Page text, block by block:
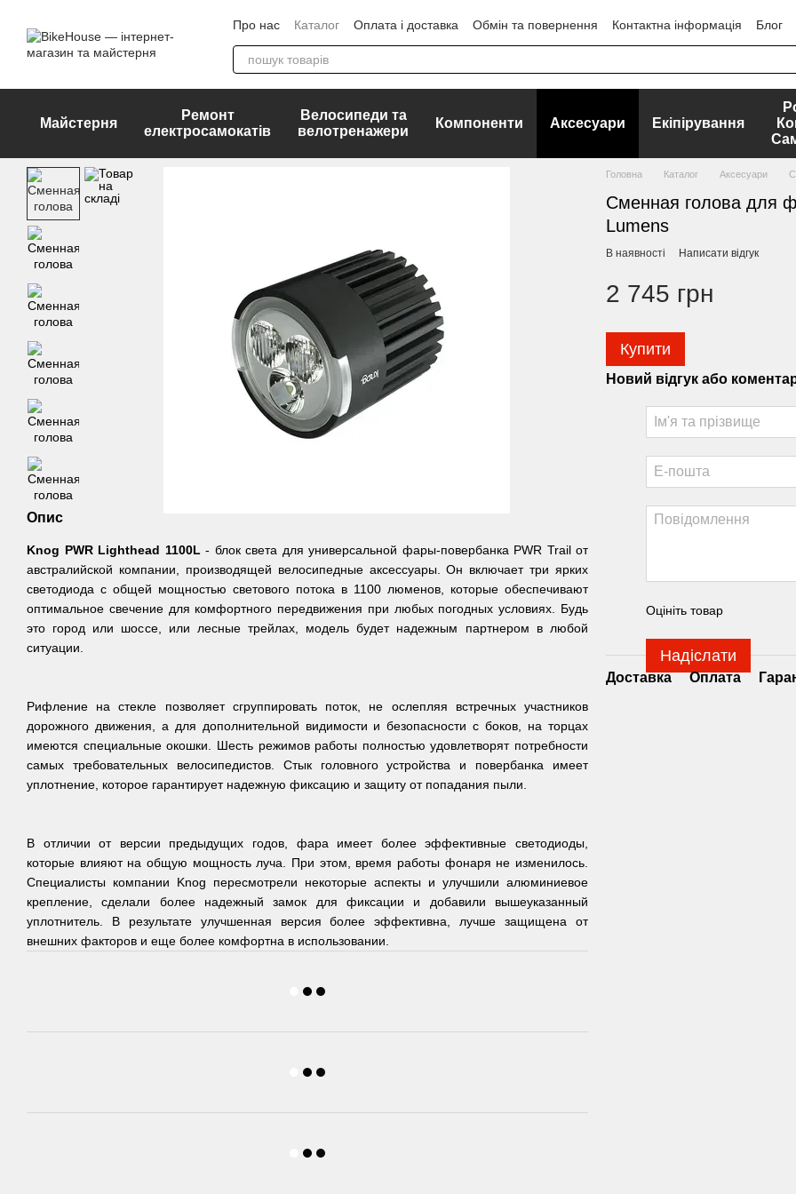
Про нас Каталог Оплата і доставка Обмін та повернення Контактна інформація
Блог
ДОГОВІР ПУБЛІЧНОЇ ОФЕРТИ
Майстерня
Ремонт
електросамокатів
Велосипеди та
велотренажери
Компоненти Аксесуари Екіпірування
Опис
Knog PWR Lighthead 1100L - блок света для универсальной фары-повербанка PWR Trail от
австралийской компании, производящей велосипедные аксессуары. Он включает три ярких
светодиода с общей мощностью светового потока в 1100 люменов, которые обеспечивают
оптимальное свечение для комфортного передвижения при любых погодных условиях. Будь
это город или шоссе, или лесные трейлах, модель будет надежным партнером в любой
ситуации.
Рифление на стекле позволяет сгруппировать поток, не ослепляя встречных участников
дорожного движения, а для дополнительной видимости и безопасности с боков, на торцах
имеются специальные окошки. Шесть режимов работы полностью удовлетворят потребности
самых требовательных велосипедистов. Стык головного устройства и повербанка имеет
уплотнение, которое гарантирует надежную фиксацию и защиту от попадания пыли.
В отличии от версии предыдущих годов, фара имеет более эффективные светодиоды,
которые влияют на общую мощность луча. При этом, время работы фонаря не изменилось.
Специалисты компании Knog пересмотрели некоторые аспекты и улучшили алюминиевое
крепление, сделали более надежный замок для фиксации и добавили вышеуказанный
уплотнитель. В результате улучшенная версия более эффективна, лучше защищена от
внешних факторов и еще более комфортна в использовании.
Головна Каталог Аксесуари
Сменная голова для
Lumens
В наявності Написати відгук
2 745 грн
Купити
Новий відгук або
Оцініть товар
Надіслати
Доставка Оплата